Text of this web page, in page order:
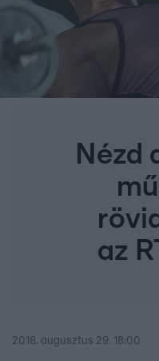
Nézd
az
2018. augusztus 29. 18:00